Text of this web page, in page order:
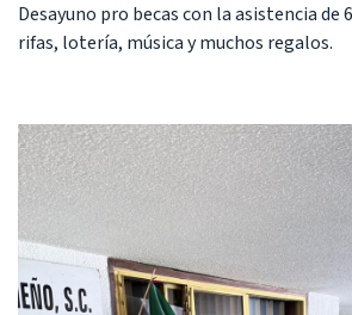
Desayuno pro becas con la asistencia de
rifas, lotería, música y muchos regalos.